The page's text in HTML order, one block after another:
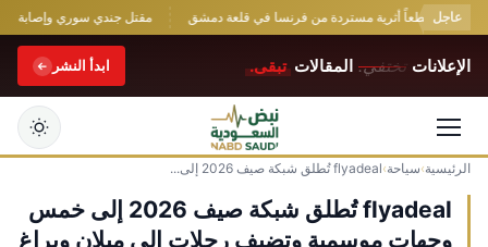
عاجل
تعرض قطعاً أثرية مستردة من فرنسا في قلعة دمشق مقتل جندي سوري وإصابة
الإعلانات تختفي. المقالات تبقى. ابدأ النشر
التجاوز
إلى
المحتوى
الرئيسية›سياحة›flyadeal تُطلق شبكة صيف 2026 إلى...
flyadeal تُطلق شبكة صيف 2026 إلى خمس
وجهات موسمية وتضيف رحلات إلى ميلان وبراغ